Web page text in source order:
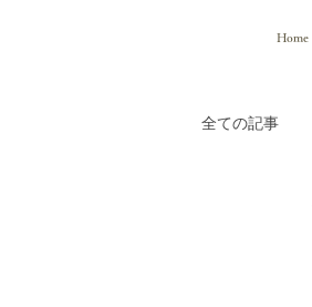
Home
全ての記事